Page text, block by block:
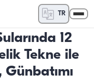
TR
12
Tekne ile